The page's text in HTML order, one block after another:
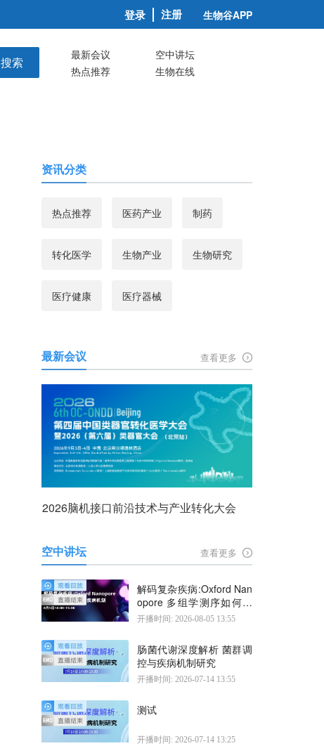
登录 注册 生物谷APP
搜索 最新会议
空中讲坛
热点推荐
生物在线
资讯分类
热点推荐 医药产业 制药
转化医学 生物产业 生物研究
医疗健康 医疗器械
最新会议 查看更多
2026脑机接口前沿技术与产业转化大会
空中讲坛 查看更多
解码复杂疾病:Oxford Nan
opore 多组学测序如何揭
示疾病机制
开播时间: 2026-08-05 13:55
肠菌代谢深度解析 菌群调
控与疾病机制研究
开播时间: 2026-07-14 13:55
测试
开播时间: 2026-07-14 13:25